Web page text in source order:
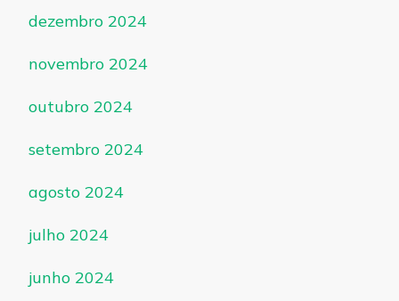
dezembro 2024
novembro 2024
outubro 2024
setembro 2024
agosto 2024
julho 2024
junho 2024